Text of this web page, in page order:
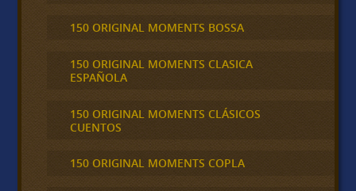
150 ORIGINAL MOMENTS BOSSA
150 ORIGINAL MOMENTS CLASICA
ESPAÑOLA
150 ORIGINAL MOMENTS CLÁSICOS
CUENTOS
150 ORIGINAL MOMENTS COPLA